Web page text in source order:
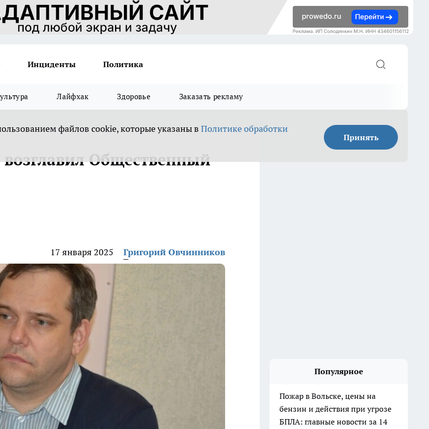
Инциденты Политика
Лайфхак Здоровье Заказать рекламу
файлов cookie, которые указаны в Политике обработки
Принять
возглавил Общественный
17 января 2025 Григорий Овчинников
Популярное
Пожар в Вольске, цены на
бензин и действия при угрозе
БПЛА: главные новости за 14